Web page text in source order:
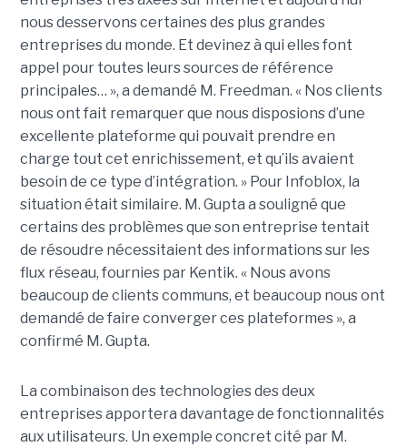
nous desservons certaines des plus grandes
entreprises du monde. Et devinez à qui elles font
appel pour toutes leurs sources de référence
principales… », a demandé M. Freedman. « Nos clients
nous ont fait remarquer que nous disposions d’une
excellente plateforme qui pouvait prendre en
charge tout cet enrichissement, et qu’ils avaient
besoin de ce type d’intégration. » Pour Infoblox, la
situation était similaire. M. Gupta a souligné que
certains des problèmes que son entreprise tentait
de résoudre nécessitaient des informations sur les
flux réseau, fournies par Kentik. « Nous avons
beaucoup de clients communs, et beaucoup nous ont
demandé de faire converger ces plateformes », a
confirmé M. Gupta.
La combinaison des technologies des deux
entreprises apportera davantage de fonctionnalités
aux utilisateurs. Un exemple concret cité par M.